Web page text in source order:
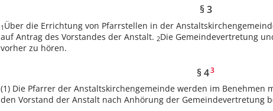
§ 3
1 Über die Errichtung von Pfarrstellen in der
auf Antrag des Vorstandes der Anstalt. 2Die Gemeindevertretung
vorher zu hören.
§ 43
(1) Die Pfarrer der Anstaltskirchengemeinde werden im Benehmen
den Vorstand der Anstalt nach Anhörung der Gemeindevertretung